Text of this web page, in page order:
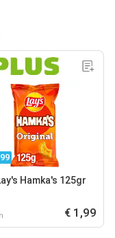
Hamka's 125gr
€ 1,99